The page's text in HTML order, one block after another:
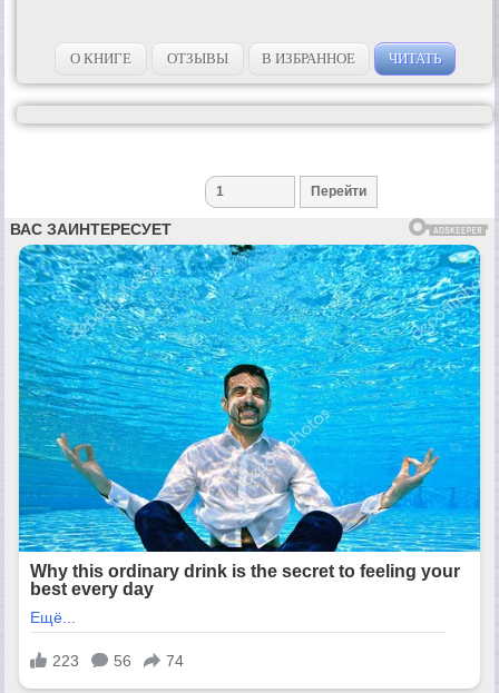
О КНИГЕ ОТЗЫВЫ В ИЗБРАННОЕ ЧИТАТЬ